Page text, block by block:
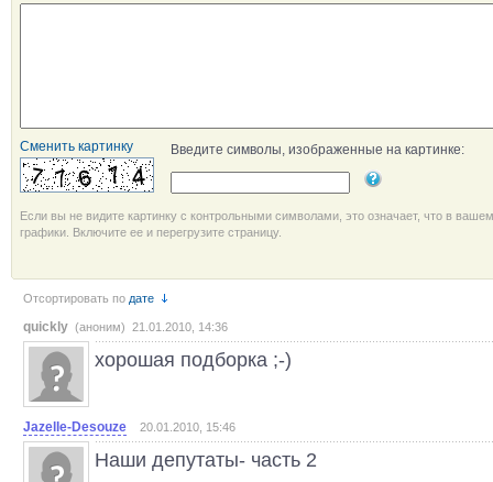
Сменить картинку Введите символы, изображенные на картинке:
Если вы не видите картинку с контрольными символами, это означает, что в
графики. Включите ее и перегрузите страницу.
Отсортировать по дате
quickly (аноним) 21.01.2010, 14:36
хорошая подборка ;-)
Jazelle-Desouze 20.01.2010, 15:46
Наши депутаты- часть 2